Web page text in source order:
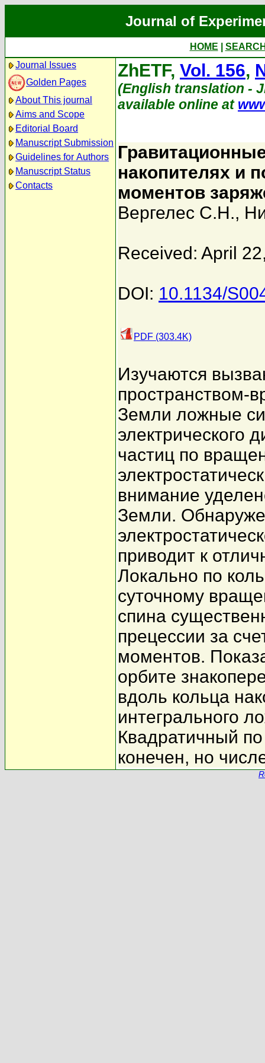
Journal of
HOME
Journal Issues
Golden Pages
About This journal
Aims and Scope
Editorial Board
Manuscript Submission
Guidelines for Authors
Manuscript Status
Contacts
ZhETF, Vol. 156,
(English translation -
available online at
накопителях и
моментов
Вергелес С.Н.,
Received: April
DOI: 10.1134/
PDF (303.4K)
Изучаются
пространством-
Земли ложные
электрического
частиц по
внимание
Земли.
приводит к
Локально по
суточному
спина
прецессии за
моментов.
орбите
вдоль кольца
интегрального
Квадратичный
конечен, но